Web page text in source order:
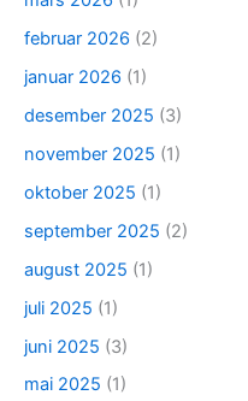
februar 2026 (2)
januar 2026 (1)
desember 2025 (3)
november 2025 (1)
oktober 2025 (1)
september 2025 (2)
august 2025 (1)
juli 2025 (1)
juni 2025 (3)
mai 2025 (1)